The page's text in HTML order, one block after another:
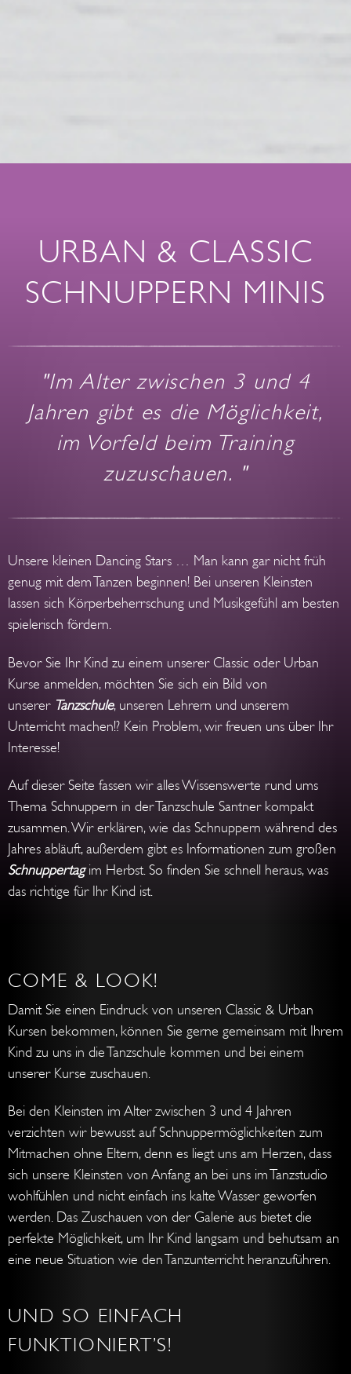
URBAN & CLASSIC
SCHNUPPERN MINIS
"Im Alter zwischen 3 und 4
Jahren gibt es die Möglichkeit,
im Vorfeld beim Training
zuzuschauen. "
Unsere kleinen Dancing Stars … Man kann gar nicht früh
genug mit dem Tanzen beginnen! Bei unseren Kleinsten
lassen sich Körperbeherrschung und Musikgefühl am besten
spielerisch fördern.
Bevor Sie Ihr Kind zu einem unserer Classic oder Urban
Kurse anmelden, möchten Sie sich ein Bild von
unserer Tanzschule, unseren Lehrern und unserem
Unterricht machen!? Kein Problem, wir freuen uns über Ihr
Interesse!
Aufdieser Seite fassen wirallesWissenswerte rund ums
Thema Schnuppern in derTanzschule Santner kompakt
zusammen.Wir erklären,wie das Schnuppern während des
Jahres abläuft,außerdem gibt es Informationen zum großen
Schnuppertag im Herbst. So finden Sie schnell heraus, was
das richtige für Ihr Kind ist.
COME & LOOK!
Damit Sie einen Eindruck von unseren Classic & Urban
Kursen bekommen, können Sie gerne gemeinsam mit Ihrem
Kind zu uns in die Tanzschule kommen und bei einem
unserer Kurse zuschauen.
Bei den Kleinsten im Alter zwischen 3 und 4 Jahren
verzichten wir bewusst auf Schnuppermöglichkeiten zum
Mitmachen ohne Eltern, denn es liegt uns am Herzen, dass
sich unsere Kleinsten von Anfang an bei uns im Tanzstudio
wohlfühlen und nicht einfach ins kalte Wasser geworfen
werden. Das Zuschauen von der Galerie aus bietet die
perfekte Möglichkeit, um Ihr Kind langsam und behutsam an
eine neue Situation wie den Tanzunterricht heranzuführen.
UND SO EINFACH
FUNKTIONIERT’S!